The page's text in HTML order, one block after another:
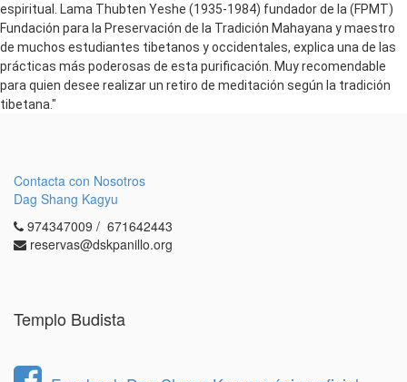
espiritual. Lama Thubten Yeshe (1935-1984) fundador de la (FPMT)
Fundación para la Preservación de la Tradición Mahayana y maestro
de muchos estudiantes tibetanos y occidentales, explica una de las
prácticas más poderosas de esta purificación. Muy recomendable
para quien desee realizar un retiro de meditación según la tradición
tibetana."
Contacta con Nosotros
Dag Shang Kagyu
974347009 / 671642443
reservas@dskpanillo.org
Templo Budista